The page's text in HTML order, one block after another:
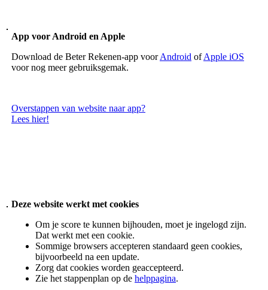
App voor Android en Apple
Download de Beter Rekenen-app voorAndroid ofApple iOS
voor nog meer gebruiksgemak.
Overstappen van website naar app?
Lees hier!
Deze website werkt met cookies
Om je score te kunnen bijhouden, moet je ingelogd zijn.
Dat werkt met een cookie.
Sommige browsers accepteren standaard geen cookies,
bijvoorbeeld na een update.
Zorg dat cookies worden geaccepteerd.
Zie het stappenplan op de helppagina.